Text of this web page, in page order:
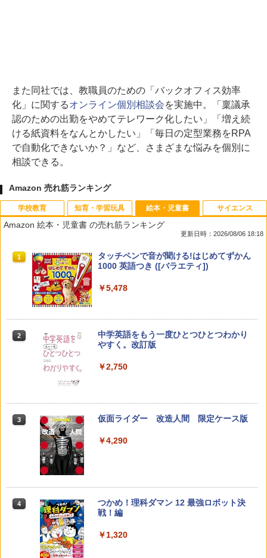
また同社では、教職員のための「バックオフィス効率
化」に関するオンライン個別相談会を実施中。「稟議承
認のための出勤をやめてテレワーク化したい」「増え続
ける紙資料をなんとかしたい」「毎日の定型業務をRPA
で自動化できないか？」など、さまざまな悩みを個別に
相談できる。
Amazon 売れ筋ランキング
学校教育
1 先生のためのGoogle AI完全攻略図鑑
2 子どもが変わる魔法の言葉
￥2,200
3
カウンセリングとは何か 変化するという
4
「ことばで伝える」ができない子どもた
ち 誰が〈ことばの力〉を育てるのか
￥1,870
知育・学習玩具
1
Amazon Fire HD 10 キッズモデル (10イ
ンチ) ピンク 対象年齢3歳から 数千点の
2
パイロット スイスイおえかき for Study
何回も書ける! れんしゅうボード ひらが
な・カタカナ・すうじ・ABC 3歳以上 知
育
【くもん出版公式特別セット】くもん出
版(KUMON PUBLISHING) くもんの日本
￥4,046
Amazon Fire HD 10 キッズプロ (10イン
絵本・児童書
Amazon 絵本・児童書 の売れ筋ランキング
更新日時：2026/08/06 18:18
1
タッチペンで音が聞ける!はじめてずかん
1000 英語つき ([バラエティ])
￥5,478
2
中学英語をもう一度ひとつひとつわかり
やすく。改訂版
￥2,750
3 仮面ライダー 改造人間 限定ケース版
￥4,290
4
つかめ！理科ダマン 12 最強ロボット決
戦！編
￥1,320
サイエンス